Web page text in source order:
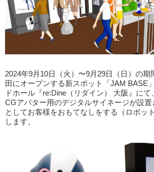
2024年9月10日（火）〜9月29日（日）の
田にオープンする新スポット「JAM BASE
ドホール『re:Dine（リダイン） 大阪』にて
CGアバター用のデジタルサイネージが設
としてお客様をおもてなしをする（ロボッ
します。